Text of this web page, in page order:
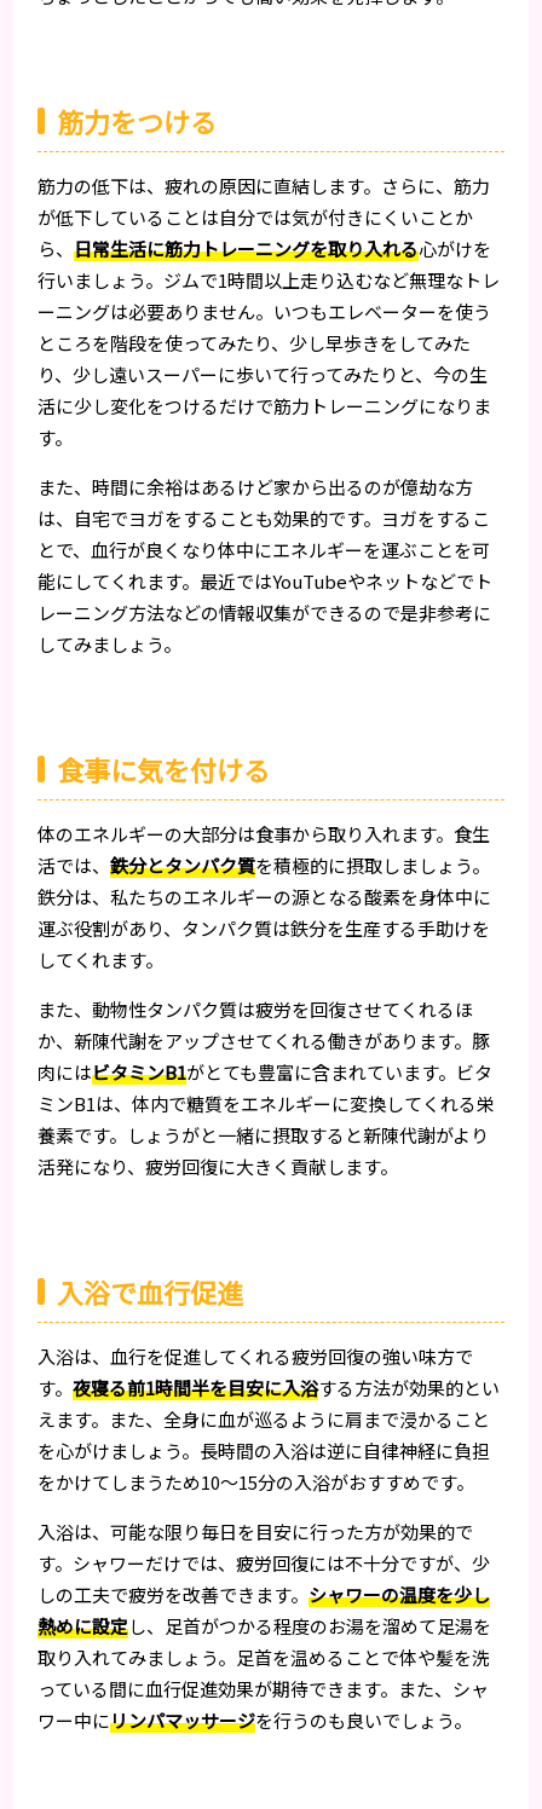
筋力をつける
筋力の低下は、疲れの原因に直結します。さらに、筋力
が低下していることは自分では気が付きにくいことか
ら、日常生活に筋力トレーニングを取り入れる心がけを
行いましょう。ジムで1時間以上走り込むなど無理なトレ
ーニングは必要ありません。いつもエレベーターを使う
ところを階段を使ってみたり、少し早歩きをしてみた
り、少し遠いスーパーに歩いて行ってみたりと、今の生
活に少し変化をつけるだけで筋力トレーニングになりま
す。
また、時間に余裕はあるけど家から出るのが億劫な方
は、自宅でヨガをすることも効果的です。ヨガをするこ
とで、血行が良くなり体中にエネルギーを運ぶことを可
能にしてくれます。最近ではYouTubeやネットなどでト
レーニング方法などの情報収集ができるので是非参考に
してみましょう。
食事に気を付ける
体のエネルギーの大部分は食事から取り入れます。食生
活では、鉄分とタンパク質を積極的に摂取しましょう。
鉄分は、私たちのエネルギーの源となる酸素を身体中に
運ぶ役割があり、タンパク質は鉄分を生産する手助けを
してくれます。
また、動物性タンパク質は疲労を回復させてくれるほ
か、新陳代謝をアップさせてくれる働きがあります。豚
肉にはビタミンB1がとても豊富に含まれています。ビタ
ミンB1は、体内で糖質をエネルギーに変換してくれる栄
養素です。しょうがと一緒に摂取すると新陳代謝がより
活発になり、疲労回復に大きく貢献します。
入浴で血行促進
入浴は、血行を促進してくれる疲労回復の強い味方で
す。夜寝る前1時間半を目安に入浴する方法が効果的とい
えます。また、全身に血が巡るように肩まで浸かること
を心がけましょう。長時間の入浴は逆に自律神経に負担
をかけてしまうため10〜15分の入浴がおすすめです。
入浴は、可能な限り毎日を目安に行った方が効果的で
す。シャワーだけでは、疲労回復には不十分ですが、少
しの工夫で疲労を改善できます。シャワーの温度を少し
熱めに設定し、足首がつかる程度のお湯を溜めて足湯を
取り入れてみましょう。足首を温めることで体や髪を洗
っている間に血行促進効果が期待できます。また、シャ
ワー中にリンパマッサージを行うのも良いでしょう。